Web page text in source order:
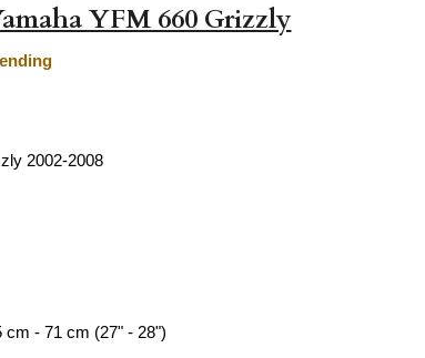
YFM 660 Grizzly
2002-2008
cm - 71 cm (27" - 28")